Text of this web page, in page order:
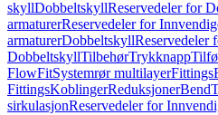
skyllDobbeltskyllReservedeler for
armaturerReservedeler for
armaturerDobbeltskyllReservedeler
DobbeltskyllTilbehørTrykknapp
FlowFitSystemrør multilayerFittings
FittingsKoblingerReduksjonerBend
sirkulasjonReservedeler for